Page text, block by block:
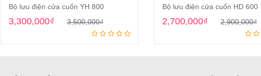
Add to cart
Bộ lưu điện cửa cuốn YH 800
3,500,000₫Original
price
3,300,000₫
Current
price
Add to cart
Bộ lưu điện cửa cuốn HD 600
2,900,000₫
2,700,000₫